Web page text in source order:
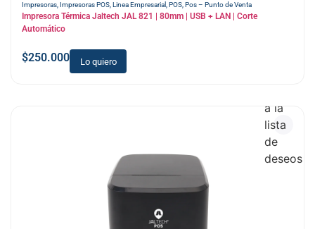
Impresoras Impresoras POS Linea Empresarial POS Pos – Punto de Venta
Impresora Térmica Jaltech JAL 821 | 80mm | USB + LAN | Corte
Automático
$250.000 Lo quiero
a la
lista
de
deseos